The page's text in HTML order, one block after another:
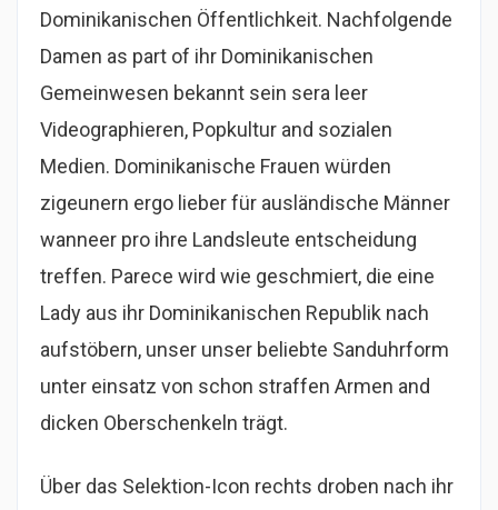
Dominikanischen Öffentlichkeit. Nachfolgende
Damen as part of ihr Dominikanischen
Gemeinwesen bekannt sein sera leer
Videographieren, Popkultur and sozialen
Medien. Dominikanische Frauen würden
zigeunern ergo lieber für ausländische Männer
wanneer pro ihre Landsleute entscheidung
treffen. Parece wird wie geschmiert, die eine
Lady aus ihr Dominikanischen Republik nach
aufstöbern, unser unser beliebte Sanduhrform
unter einsatz von schon straffen Armen and
dicken Oberschenkeln trägt.
Über das Selektion-Icon rechts droben nach ihr